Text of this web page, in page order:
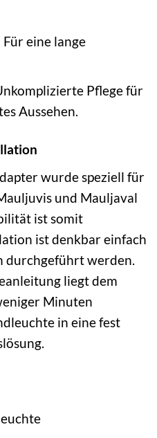
Für eine lange
Pflege für
Aussehen.
wurde speziell für
und Mauljaval
ist somit
ist denkbar einfach
durchgeführt werden.
liegt dem
Minuten
in eine fest